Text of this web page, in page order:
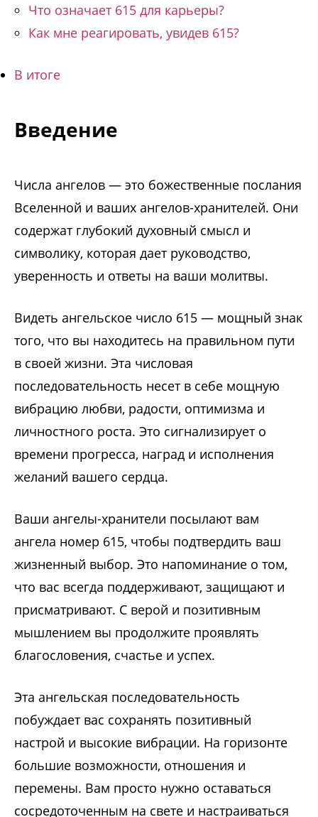
Что означает 615 для карьеры?
Как мне реагировать, увидев 615?
В итоге
Введение
Числа ангелов — это божественные послания
Вселенной и ваших ангелов-хранителей. Они
содержат глубокий духовный смысл и
символику, которая дает руководство,
уверенность и ответы на ваши молитвы.
Видеть ангельское число 615 — мощный знак
того, что вы находитесь на правильном пути
в своей жизни. Эта числовая
последовательность несет в себе мощную
вибрацию любви, радости, оптимизма и
личностного роста. Это сигнализирует о
времени прогресса, наград и исполнения
желаний вашего сердца.
Ваши ангелы-хранители посылают вам
ангела номер 615, чтобы подтвердить ваш
жизненный выбор. Это напоминание о том,
что вас всегда поддерживают, защищают и
присматривают. С верой и позитивным
мышлением вы продолжите проявлять
благословения, счастье и успех.
Эта ангельская последовательность
побуждает вас сохранять позитивный
настрой и высокие вибрации. На горизонте
большие возможности, отношения и
перемены. Вам просто нужно оставаться
сосредоточенным на свете и настраиваться